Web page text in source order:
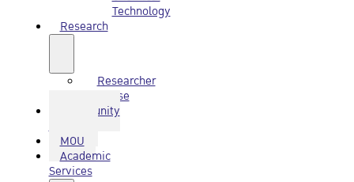
Technology
Research
Researcher
Database
Community
Service
MOU
Academic
Services